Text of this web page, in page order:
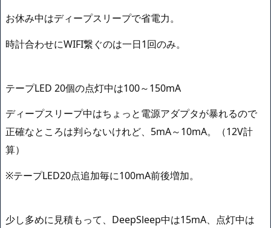
お休み中はディープスリープで省電力。
時計合わせにWIFI繋ぐのは一日1回のみ。
テープLED 20個の点灯中は100～150mA
ディープスリープ中はちょっと電源アダプタが暴れるので
正確なところは判らないけれど、5mA～10mA。（12V計
算）
※テープLED20点追加毎に100mA前後増加。
少し多めに見積もって、DeepSleep中は15mA、点灯中は